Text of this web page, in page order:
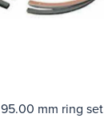
95.00 mm ring set